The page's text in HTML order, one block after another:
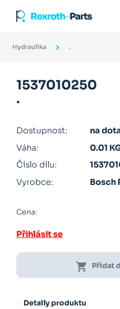
Hydraulika .
1537010250
.
Dostupnost:
na
Váha:
0.01
Číslo dílu:
Vyrobce:
Bosch
Cena:
Přihlásit se
shopping_cart Přidat
Detaily produktu